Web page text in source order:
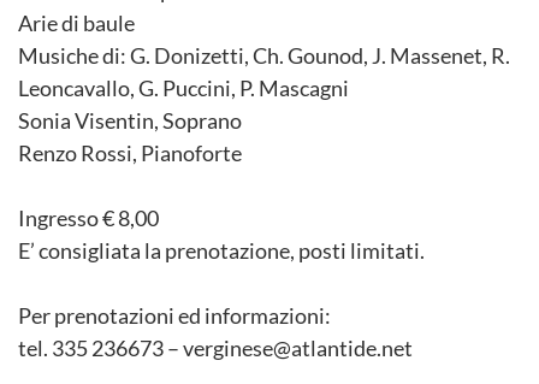
Arie di baule
Musiche di: G. Donizetti, Ch. Gounod, J. Massenet, R.
Leoncavallo, G. Puccini, P. Mascagni
Sonia Visentin, Soprano
Renzo Rossi, Pianoforte
Ingresso € 8,00
E’ consigliata la prenotazione, posti limitati.
Per prenotazioni ed informazioni:
tel. 335 236673 – verginese@atlantide.net